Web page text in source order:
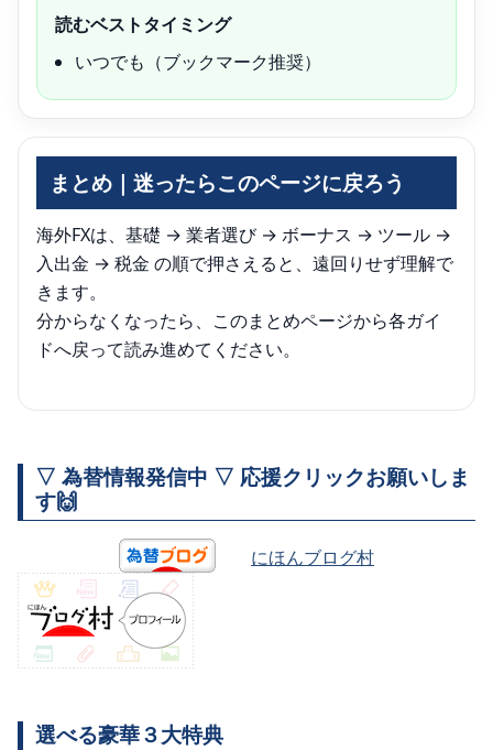
読むベストタイミング
いつでも（ブックマーク推奨）
まとめ｜迷ったらこのページに戻ろう
海外FXは、基礎 → 業者選び → ボーナス → ツール →
入出金 → 税金 の順で押さえると、遠回りせず理解で
きます。
分からなくなったら、このまとめページから各ガイ
ドへ戻って読み進めてください。
▽ 為替情報発信中 ▽ 応援クリックお願いしま
す🙌
にほんブログ村
選べる豪華３大特典